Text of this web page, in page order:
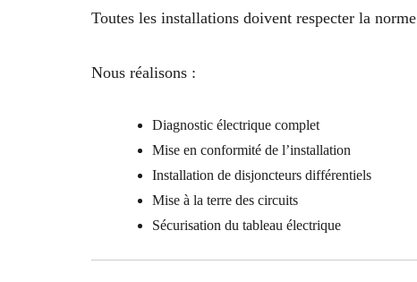
Toutes les installations doivent respecter la norme
Nous réalisons :
Diagnostic électrique complet
Mise en conformité de l’installation
Installation de disjoncteurs différentiels
Mise à la terre des circuits
Sécurisation du tableau électrique